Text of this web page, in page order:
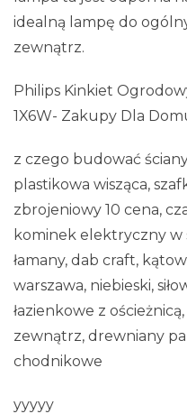
idealną lampę do
zewnątrz.
Philips Kinkiet
1X6W- Zakupy Dla
z czego budować
plastikowa wisząca,
zbrojeniowy 10 cena,
kominek elektryczny w
łamany, dab craft,
warszawa, niebieski,
łazienkowe z
zewnątrz, drewniany
chodnikowe
yyyyy